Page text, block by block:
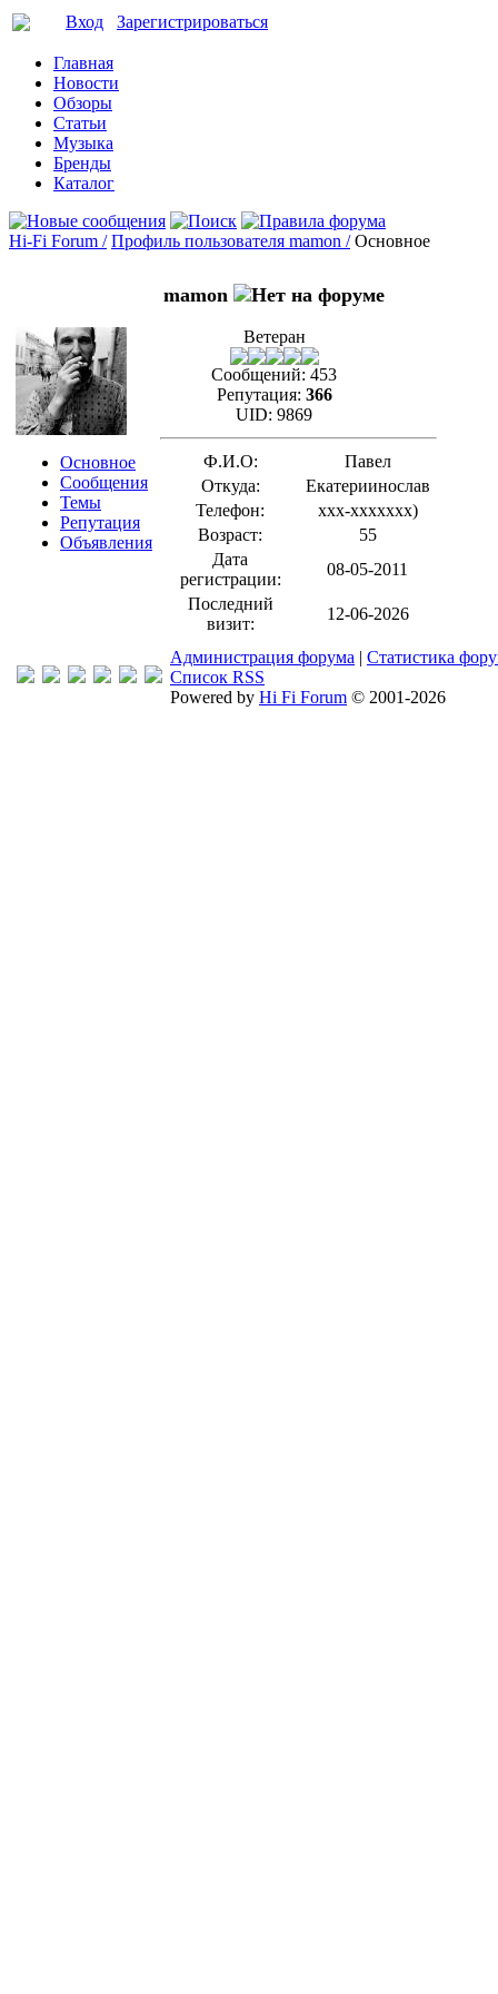
Вход Зарегистрироваться
Главная
Новости
Обзоры
Статьи
Музыка
Бренды
Каталог
Hi-Fi Forum / Профиль пользователя mamon / Основное
Основное
Сообщения
Темы
Репутация
Объявления
mamon
Ветеран
Сообщений: 453
Репутация: 366
UID: 9869
Ф.И.О:
Павел
Откуда:
Екатериинослав
Телефон:
xxx-xxxxxxx)
Возраст:
55
Дата
регистрации:
08-05-2011
Последний
визит:
12-06-2026
Администрация форума | Статистика
Список RSS
Powered by Hi Fi Forum © 2001-2026